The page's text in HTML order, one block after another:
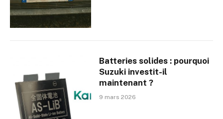
Batteries solides : pourquoi
Suzuki investit-il
maintenant ?
9 mars 2026